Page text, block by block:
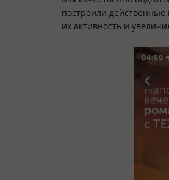
построили
их активность и